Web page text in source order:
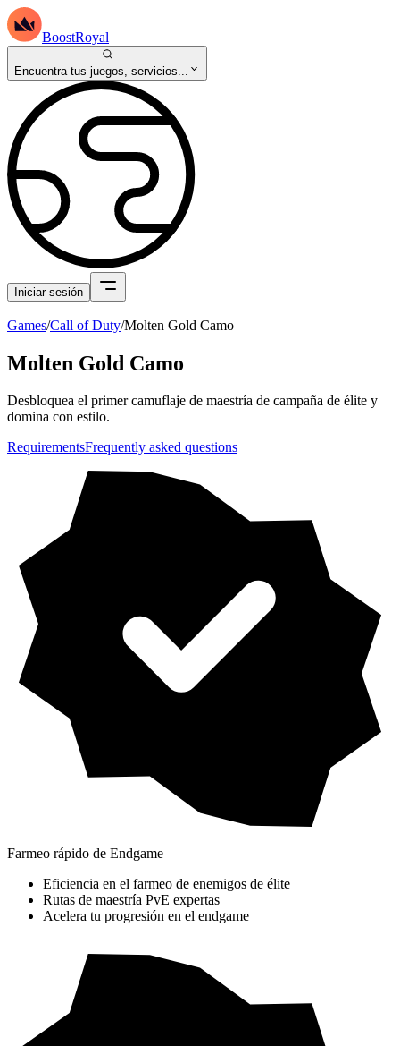
BoostRoyal
Encuentra tus juegos, servicios...
Iniciar sesión
Games/Call of Duty/Molten Gold Camo
Molten Gold Camo
Desbloquea el primer camuflaje de maestría de campaña de élite y
domina con estilo.
RequirementsFrequently asked questions
Farmeo rápido de Endgame
Eficiencia en el farmeo de enemigos de élite
Rutas de maestría PvE expertas
Acelera tu progresión en el endgame